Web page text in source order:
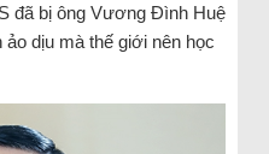
đã bị ông Vương Đình Huệ
dịu mà thế giới nên học